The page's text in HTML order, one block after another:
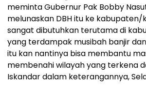
meminta Gubernur Pak Bobby
melunaskan DBH itu ke kabupaten/
sangat dibutuhkan terutama di
yang terdampak musibah banjir
itu kan nantinya bisa membantu
membenahi wilayah yang terkena
Iskandar dalam keterangannya,